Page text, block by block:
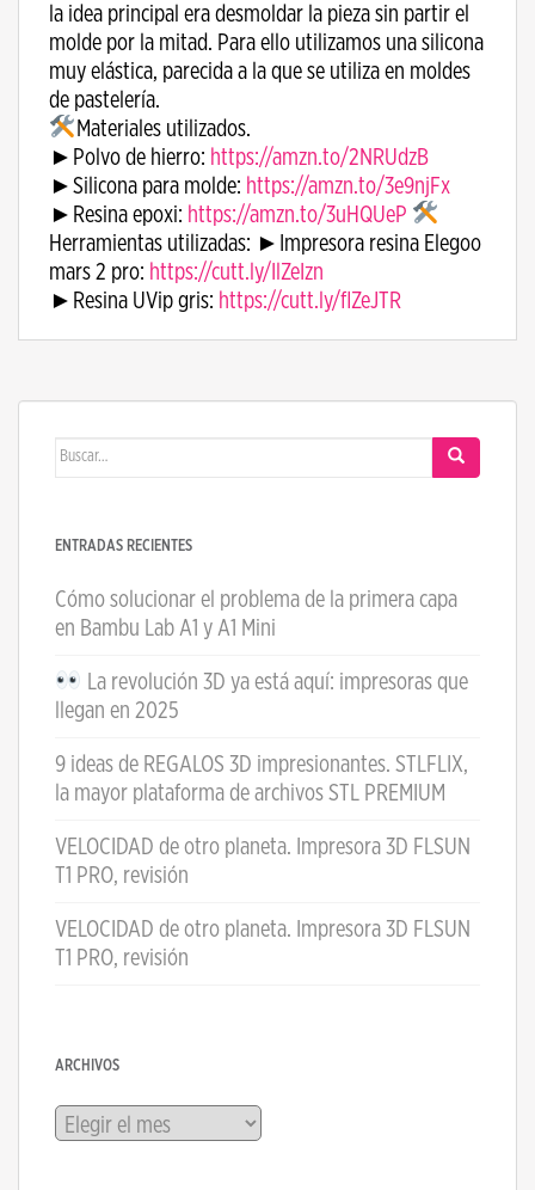
la idea principal era desmoldar la pieza sin partir el
molde por la mitad. Para ello utilizamos una silicona
muy elástica, parecida a la que se utiliza en moldes
de pastelería.
Materiales utilizados.
►Polvo de hierro: https://amzn.to/2NRUdzB
►Silicona para molde: https://amzn.to/3e9njFx
►Resina epoxi: https://amzn.to/3uHQUeP
Herramientas utilizadas: ►Impresora resina Elegoo
mars 2 pro: https://cutt.ly/IlZeIzn
►Resina UVip gris: https://cutt.ly/flZeJTR
Buscar:
ENTRADAS RECIENTES
Cómo solucionar el problema de la primera capa
en Bambu Lab A1 y A1 Mini
La revolución 3D ya está aquí: impresoras que
llegan en 2025
9 ideas de REGALOS 3D impresionantes. STLFLIX,
la mayor plataforma de archivos STL PREMIUM
VELOCIDAD de otro planeta. Impresora 3D FLSUN
T1 PRO, revisión
VELOCIDAD de otro planeta. Impresora 3D FLSUN
T1 PRO, revisión
ARCHIVOS
Archivos